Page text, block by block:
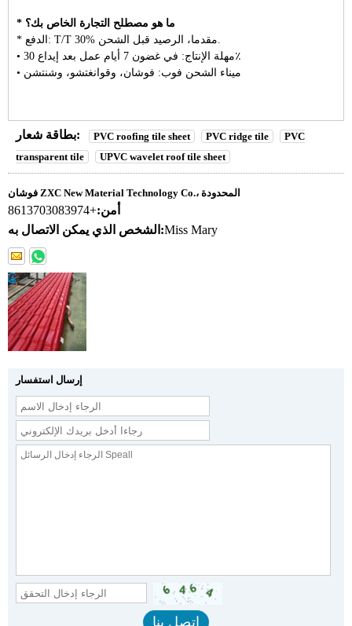
* ما هو مصطلح التجارة الخاص بك؟
• مهلة الإنتاج: في غضون 7 أيام عمل بعد إيداع 30٪
• ميناء الشحن فوب: فوشان، وقوانغتشو، وشنتشن
بطاقة شعار: PVC roofing tile sheet PVC ridge tile
PVC
transparent tile
UPVC wavelet roof tile sheet
فوشان ZXC New Material Technology Co.، المحدودة
أمن:+8613703083974
الشخص الذي يمكن الاتصال به:Miss Mary
إرسال استفسار